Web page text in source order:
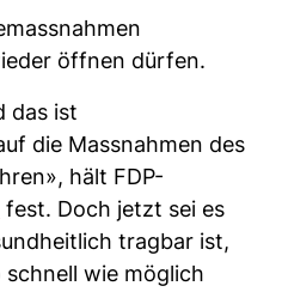
öffnen dürfen.
das ist
die Massnahmen des
hält FDP-
fest. Doch jetzt sei es
tragbar ist,
wie möglich